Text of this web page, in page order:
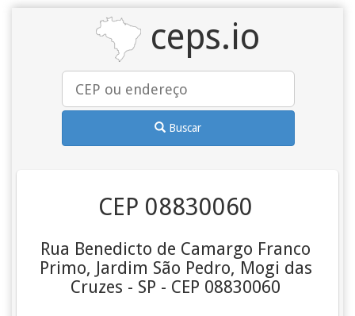
ceps.io
Buscar
CEP 08830060
Rua Benedicto de Camargo Franco
Primo, Jardim São Pedro, Mogi das
Cruzes - SP - CEP 08830060